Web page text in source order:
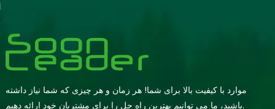
موارد با کیفیت بالا برای شما! هر زمان و هر چیزی که شما نیاز داشته
باشید، ما می توانیم بهترین راه حل را برای مشتریان خود ارائه دهیم.